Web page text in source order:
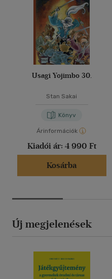
Usagi Yojimbo 30.
Stan Sakai
Könyv
Árinformációk
Kiadói ár: 4 990 Ft
Kosárba
Új megjelenések